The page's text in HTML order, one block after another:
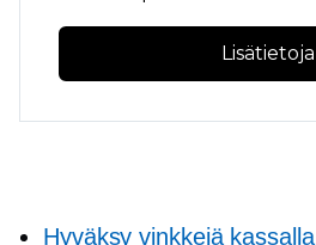
Lisätietoja
Hyväksy vinkkejä kassalla